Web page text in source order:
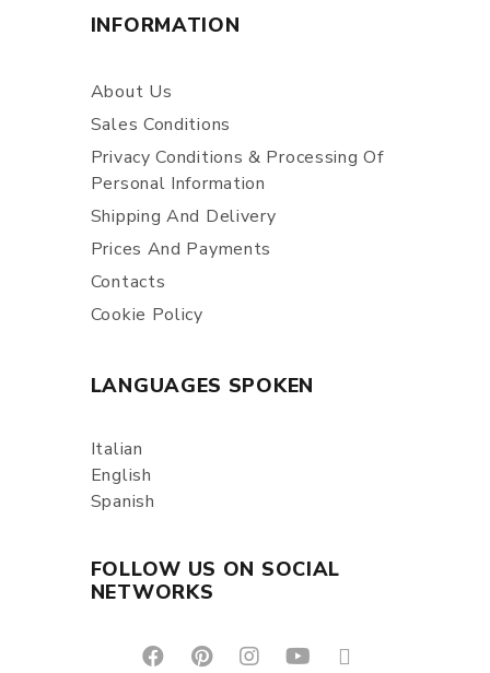
INFORMATION
About Us
Sales Conditions
Privacy Conditions & Processing Of
Personal Information
Shipping And Delivery
Prices And Payments
Contacts
Cookie Policy
LANGUAGES SPOKEN
Italian
English
Spanish
FOLLOW US ON SOCIAL
NETWORKS